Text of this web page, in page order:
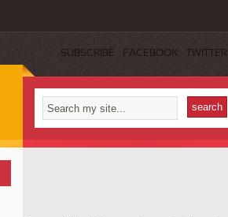
SUBSCRIBE FACEBOOK TWITTER